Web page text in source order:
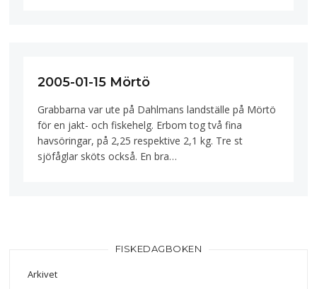
2005-01-15 Mörtö
Grabbarna var ute på Dahlmans landställe på Mörtö
för en jakt- och fiskehelg. Erbom tog två fina
havsöringar, på 2,25 respektive 2,1 kg. Tre st
sjöfåglar sköts också. En bra…
FISKEDAGBOKEN
Arkivet